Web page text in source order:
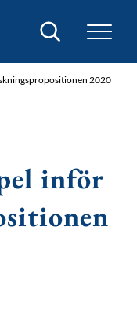
Sök
2020
inför